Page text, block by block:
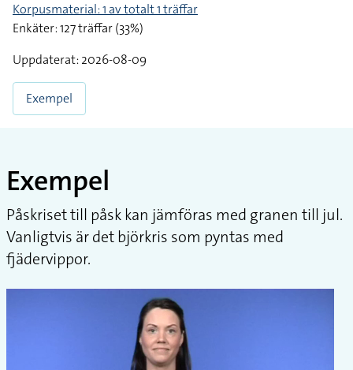
Korpusmaterial: 1 av totalt 1 träffar
Enkäter: 127 träffar (33%)
Uppdaterat: 2026-08-09
Exempel
Exempel
Påskriset till påsk kan jämföras med granen till jul.
Vanligtvis är det björkris som pyntas med
fjädervippor.